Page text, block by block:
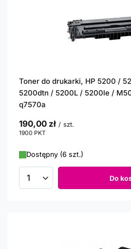
Toner do drukarki, HP 5200 /
5200dtn / 5200L / 5200le /
q7570a
190,00 zł / szt.
1900 PKT
Dostępny (6 szt.)
Ilość produktów Do